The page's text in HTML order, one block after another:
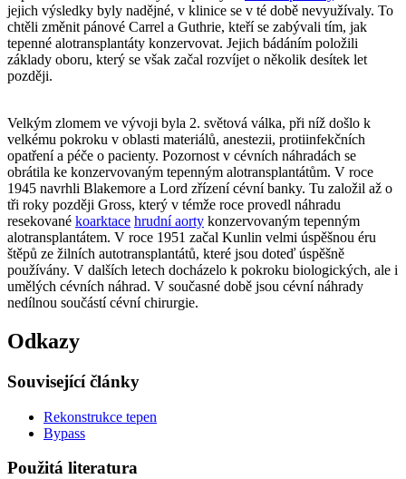
jejich výsledky byly nadějné, v klinice se v té době nevyužívaly. To
chtěli změnit pánové Carrel a Guthrie, kteří se zabývali tím, jak
tepenné alotransplantáty konzervovat. Jejich bádáním položili
základy oboru, který se však začal rozvíjet o několik desítek let
později.
Velkým zlomem ve vývoji byla 2. světová válka, při níž došlo k
velkému pokroku v oblasti materiálů, anestezii, protiinfekčních
opatření a péče o pacienty. Pozornost v cévních náhradách se
obrátila ke konzervovaným tepenným alotransplantátům. V roce
1945 navrhli Blakemore a Lord zřízení cévní banky. Tu založil až o
tři roky později Gross, který v témže roce provedl náhradu
resekované koarktace hrudní aorty konzervovaným tepenným
alotransplantátem. V roce 1951 začal Kunlin velmi úspěšnou éru
štěpů ze žilních autotransplantátů, které jsou doteď úspěšně
používány. V dalších letech docházelo k pokroku biologických, ale i
umělých cévních náhrad. V současné době jsou cévní náhrady
nedílnou součástí cévní chirurgie.
Odkazy
Související články
Rekonstrukce tepen
Bypass
Použitá literatura